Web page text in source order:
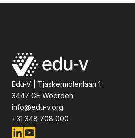
Edu-V | Tjaskermolenlaan 1
3447 GE Woerden
info@edu-v.org
+31 348 708 000